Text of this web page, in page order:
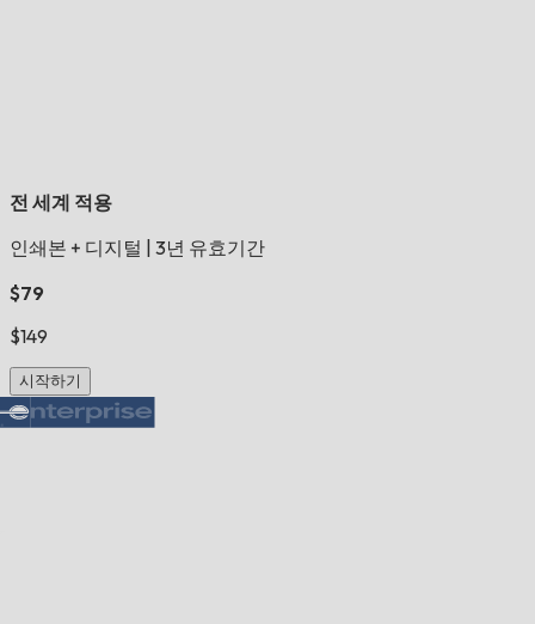
전 세계 적용
인쇄본 + 디지털
3년 유효기간
$79
$149
시작하기